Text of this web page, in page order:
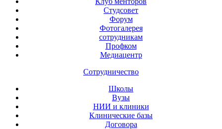
Студсовет
Форум
Фотогалерея
сотрудникам
Профком
Медиацентр
Сотрудничество
Школы
Вузы
НИИ и клиники
Клинические базы
Договора